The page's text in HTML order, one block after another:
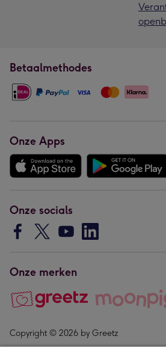
Betaalmethodes
Onze Apps
Onze socials
Onze merken
Copyright © 2026 by Greetz